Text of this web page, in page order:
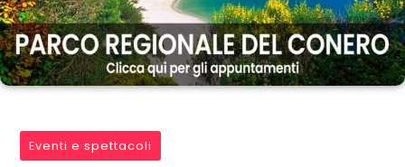
Eventi e spettacoli